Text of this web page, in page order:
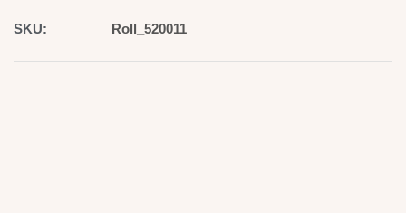
SKU: Roll_520011